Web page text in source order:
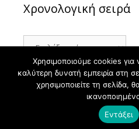
Χρονολογική σειρά
Χρονολογική
σειρά
© 2026 ΙΣΤΟΡΙΑ •
Χρησιμοποιούμε cookies
καλύτερη δυνατή εμπειρία στη
χρησιμοποιείτε τη σελίδα,
Εντάξει